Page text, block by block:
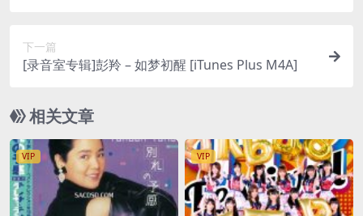
下一篇
[录音室专辑]彭羚 – 如梦初醒 [iTunes Plus M4A]
相关文章
VIP VIP